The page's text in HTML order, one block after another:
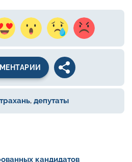
, депутаты
кандидатов